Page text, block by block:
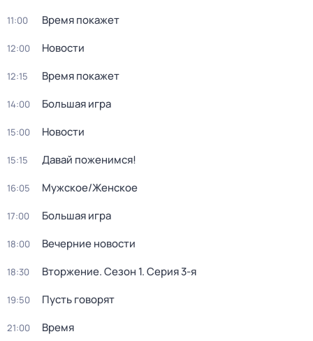
11:00 Время покажет
12:00 Новости
12:15 Время покажет
14:00 Большая игра
15:00 Новости
15:15 Давай поженимся!
16:05 Мужское/Женское
17:00 Большая игра
18:00 Вечерние новости
18:30 Вторжение. Сезон 1. Серия 3-я
19:50 Пусть говорят
21:00 Время